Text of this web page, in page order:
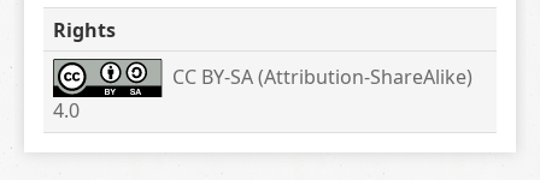
Rights
CC BY-SA (Attribution-ShareAlike)
4.0